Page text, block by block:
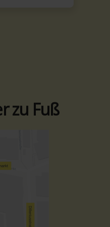
zu Fuß